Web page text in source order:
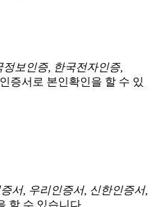
보인증, 한국전자인증,
증서로 본인확인을 할 수 있
서, 우리인증서, 신한인증서,